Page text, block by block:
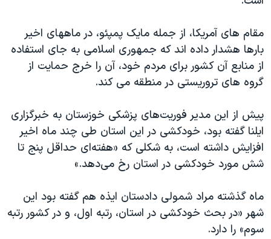
مقام های آمریکا، از جمله مایک پمپئو، در ماههای اخیر
بارها هشدار داده اند که جمهوری اسلامی به جای استفاده
از منابع آن کشور برای مردم خود، آن را خرج حمایت از
گروه های تروریستی در منطقه می کند.
پیش از این مدیر فوریت‌های پزشکی خوزستان به خبرگزاری
ایلنا گفته بود، خودکشی در این استان طی چند ماه اخیر
افزایش داشته است، به شکلی که «هفته‌ای حداقل پنج تا
شش مورد خودکشی در استان رخ می‌دهد.»
ماه گذشته مراد شمولی دادستان ایذه هم گفته بود این
شهر «در بحث خودکشی در استان، رتبه اول، و در کشور رتبه
سوم» را دارد.